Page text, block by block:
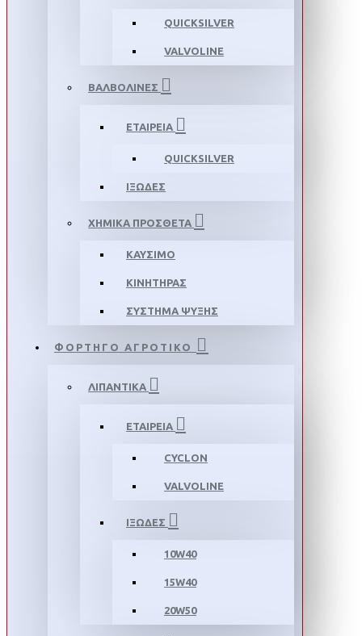
QUICKSILVER
VALVOLINE
ΒΑΛΒΟΛΙΝΕΣ
ΕΤΑΙΡΕΙΑ
QUICKSILVER
ΙΞΩΔΕΣ
ΧΗΜΙΚΑ ΠΡΟΣΘΕΤΑ
ΚΑΥΣΙΜΟ
ΚΙΝΗΤΗΡΑΣ
ΣΥΣΤΗΜΑ ΨΥΞΗΣ
ΦΟΡΤΗΓΟ ΑΓΡΟΤΙΚΟ
ΛΙΠΑΝΤΙΚΑ
ΕΤΑΙΡΕΙΑ
CYCLON
VALVOLINE
ΙΞΩΔΕΣ
10W40
15W40
20W50